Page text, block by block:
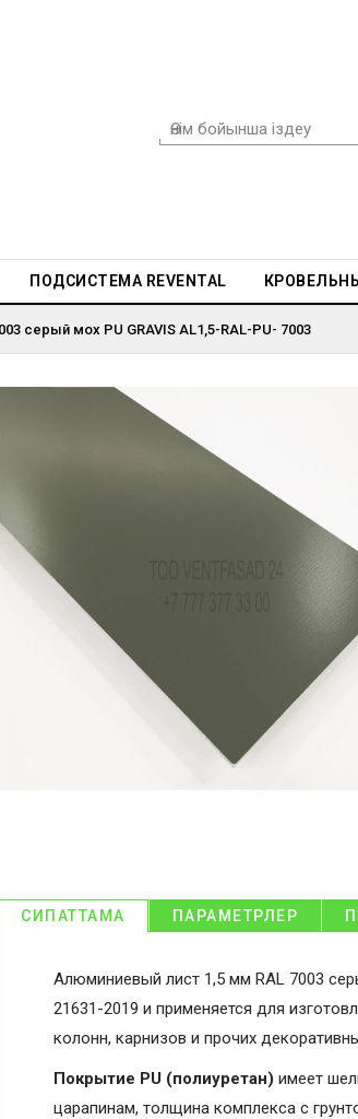
ПОДСИСТЕМА REVENTAL
серый мох PU GRAVIS AL1,5-RAL-PU- 7003
СИПАТТАМА ПАРАМЕТРЛЕР
Алюминиевый лист 1,5 мм RAL 7003
21631-2019 и применяется для
колонн, карнизов и прочих
Покрытие PU (полиуретан) имеет
царапинам, толщина комплекса с